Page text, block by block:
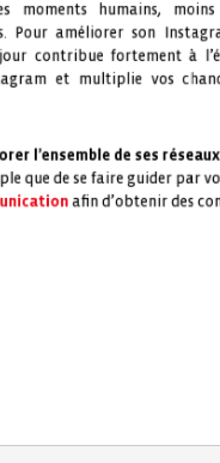
moments humains,
Pour améliorer son
contribue fortement à
et multiplie vos
l’ensemble de ses
que de se faire guider par
afin d’obtenir des